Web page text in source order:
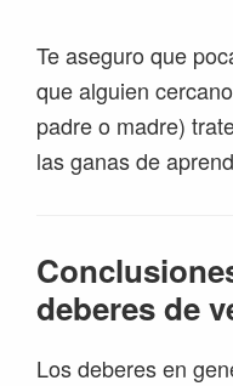
Te aseguro que
que alguien
padre o madre)
las ganas de
deberes de
Los deberes en